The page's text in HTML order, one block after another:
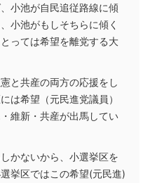
小池が自民追従路線に傾
小池がもしそちらに傾く
っては希望を離党する大
と共産の両方の応援をし
は希望（元民進党議員）
維新・共産が出馬してい
かないから、小選挙区を
挙区ではこの希望(元民進)